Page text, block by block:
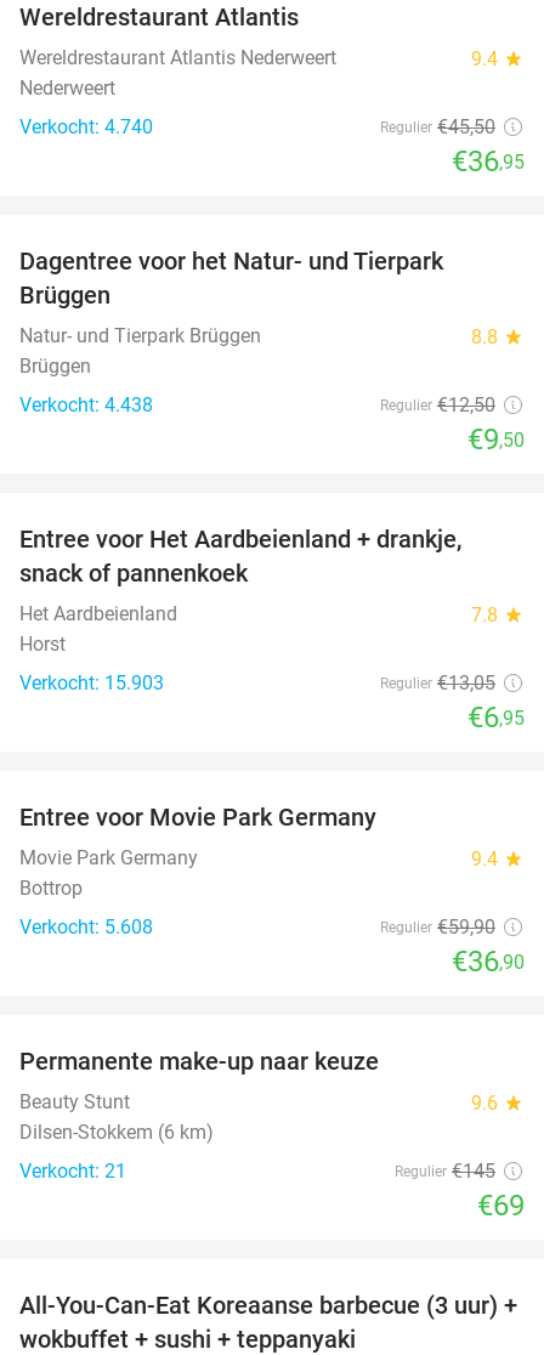
Wereldrestaurant Atlantis
Wereldrestaurant Atlantis Nederweert 9.4 star
Nederweert
Verkocht: 4.740
Regulier €45,50
€36,95
Dagentree voor het Natur- und Tierpark
Brüggen
Natur- und Tierpark Brüggen 8.8 star
Brüggen
Verkocht: 4.438
Regulier €12,50
€9,50
Entree voor Het Aardbeienland + drankje,
snack of pannenkoek
Het Aardbeienland 7.8 star
Horst
Verkocht: 15.903
Regulier €13,05
€6,95
Entree voor Movie Park Germany
Movie Park Germany 9.4 star
Bottrop
Verkocht: 5.608
Regulier €59,90
€36,90
Permanente make-up naar keuze
Beauty Stunt 9.6 star
Dilsen-Stokkem (6 km)
Verkocht: 21
Regulier €145
€69
21%
All-You-Can-Eat Koreaanse barbecue (3 uur) +
wokbuffet + sushi + teppanyaki